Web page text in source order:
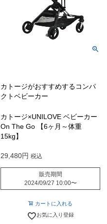
カトージがおすすめするコンパ
クトベビーカー
カトージ×UNILOVE ベビーカー
On The Go 【6ヶ月～体重
15kg】
29,480 税込
販売期間
2024/09/27 10:00〜
カートに入れる
お気に入り登録